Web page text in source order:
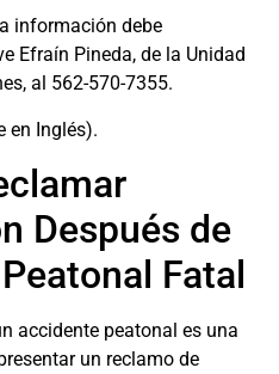
información debe
Efraín Pineda, de la Unidad
al 562-570-7355.
en Inglés).
Después de
Fatal
accidente peatonal es una
un reclamo de